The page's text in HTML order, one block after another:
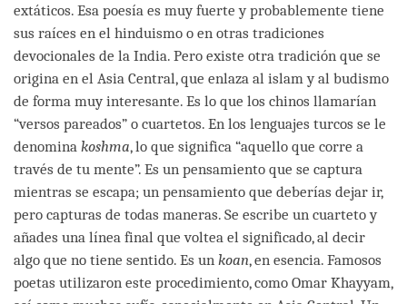
extáticos. Esa poesía es muy fuerte y probablemente tiene
sus raíces en el hinduismo o en otras tradiciones
devocionales de la India. Pero existe otra tradición que se
origina en el Asia Central, que enlaza al islam y al budismo
de forma muy interesante. Es lo que los chinos llamarían
“versos pareados” o cuartetos. En los lenguajes turcos se le
denomina koshma, lo que significa “aquello que corre a
través de tu mente”. Es un pensamiento que se captura
mientras se escapa; un pensamiento que deberías dejar ir,
pero capturas de todas maneras. Se escribe un cuarteto y
añades una línea final que voltea el significado, al decir
algo que no tiene sentido. Es un koan, en esencia. Famosos
poetas utilizaron este procedimiento, como Omar Khayyam,